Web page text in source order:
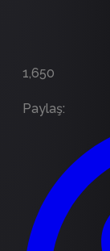
1,650
Paylaş: